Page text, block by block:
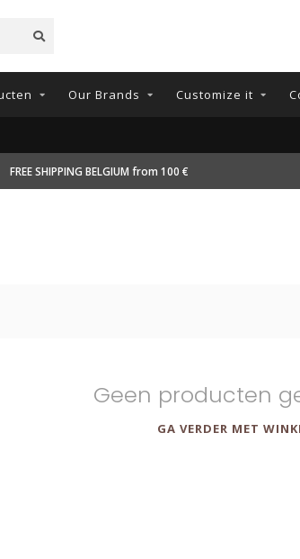
Our Brands Customize it
FREE SHIPPING BELGIUM from 100 €
Geen producten
GA VERDER MET